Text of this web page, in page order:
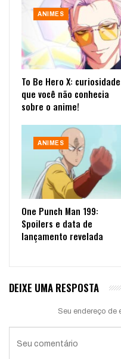
ANIMES
To Be Hero X:
que você não conhecia
sobre o anime!
ANIMES
One Punch Man 199:
Spoilers e data de
lançamento revelada
DEIXE UMA RESPOSTA
Seu endereço de